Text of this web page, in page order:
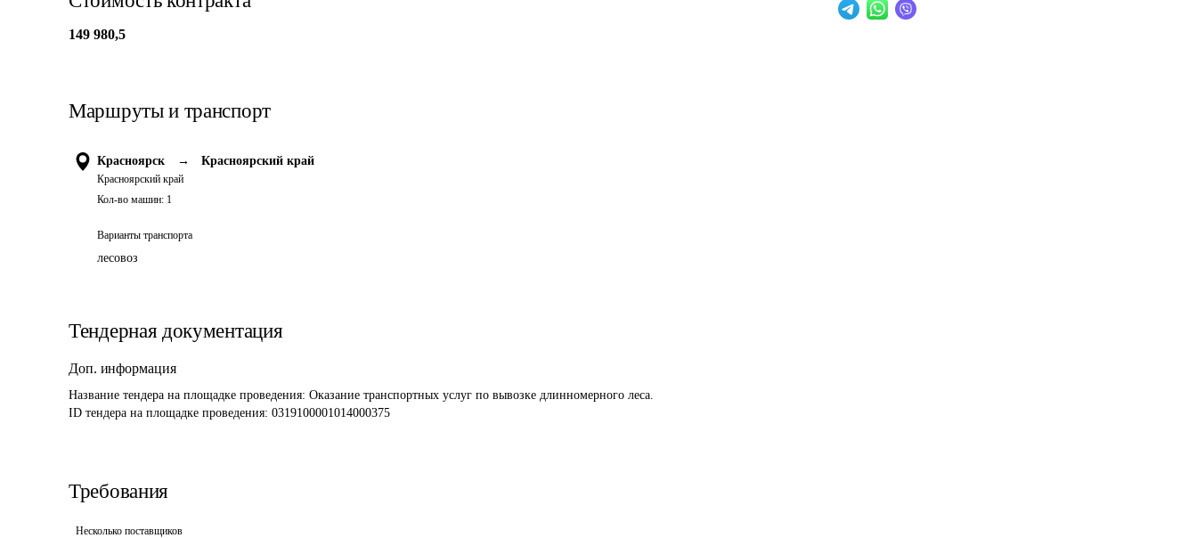
149 980,5
Маршруты и транспорт
Красноярск →
Красноярский край
Красноярский край
Кол-во машин: 1
Варианты транспорта
лесовоз
Тендерная документация
Доп. информация
Название тендера на площадке проведения: Оказание транспортных услуг по вывозке длинномерного леса.
ID тендера на площадке проведения: 0319100001014000375
Требования
Несколько поставщиков